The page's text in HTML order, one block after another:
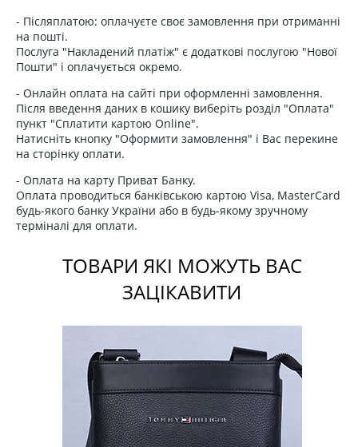
- Післяплатою: оплачуєте своє замовлення при отриманні
на пошті.
Послуга "Накладений платіж" є додаткові послугою "Нової
Пошти" і оплачується окремо.
- Онлайн оплата на сайті при оформленні замовлення.
Після введення даних в кошику виберіть розділ "Оплата"
пункт "Сплатити картою Online".
Натисніть кнопку "Оформити замовлення" і Вас перекине
на сторінку оплати.
- Оплата на карту Приват Банку.
Оплата проводиться банківською картою Visa, MasterCard
будь-якого банку України або в будь-якому зручному
терміналі для оплати.
ТОВАРИ ЯКІ МОЖУТЬ ВАС
ЗАЦІКАВИТИ